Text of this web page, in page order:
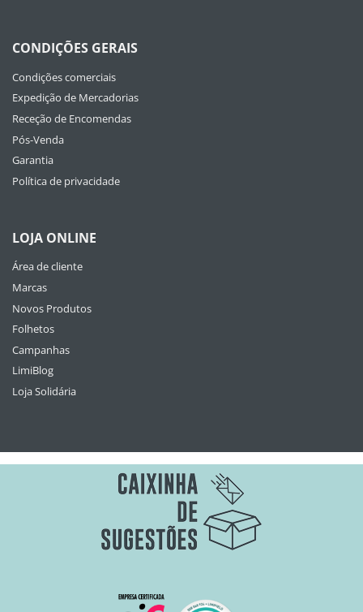
CONDIÇÕES GERAIS
Condições comerciais
Expedição de Mercadorias
Receção de Encomendas
Pós-Venda
Garantia
Política de privacidade
LOJA ONLINE
Área de cliente
Marcas
Novos Produtos
Folhetos
Campanhas
LimiBlog
Loja Solidária